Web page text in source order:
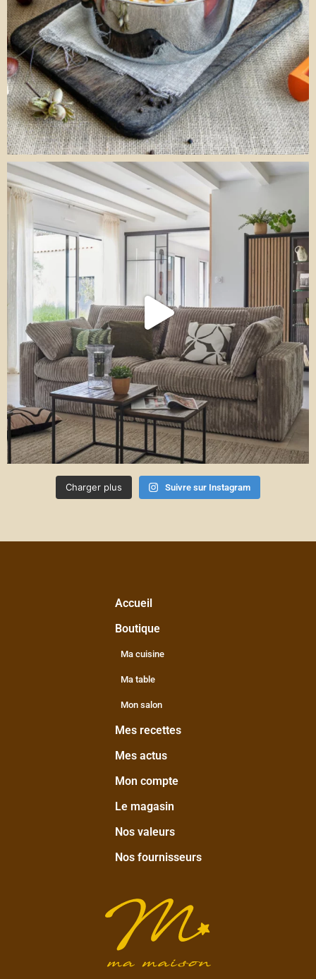
Charger plus Suivre sur Instagram
Accueil
Boutique
Ma cuisine
Ma table
Mon salon
Mes recettes
Mes actus
Mon compte
Le magasin
Nos valeurs
Nos fournisseurs